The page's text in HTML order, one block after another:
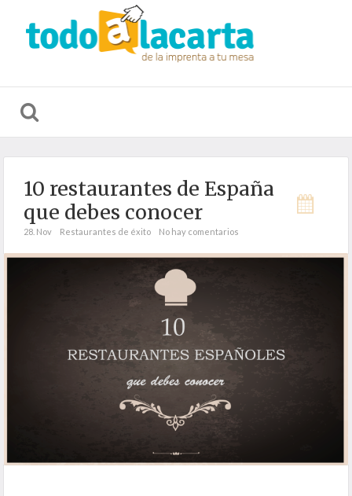
RESTAURACIÓN
HOSTELERÍA
10 restaurantes de España
que debes conocer
28. Nov Restaurantes de éxito No hay comentarios